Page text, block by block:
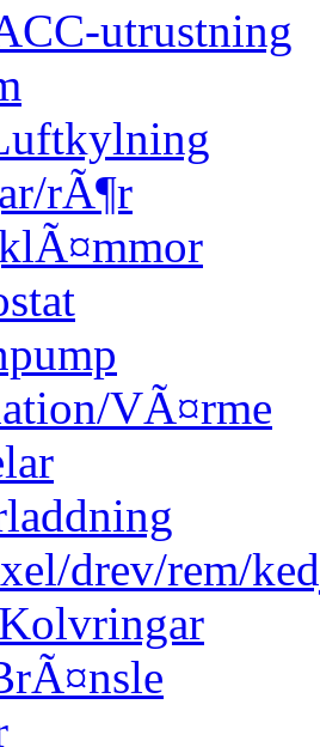
utrustning
rÃ¶r
VÃ¤rme
drev/rem/